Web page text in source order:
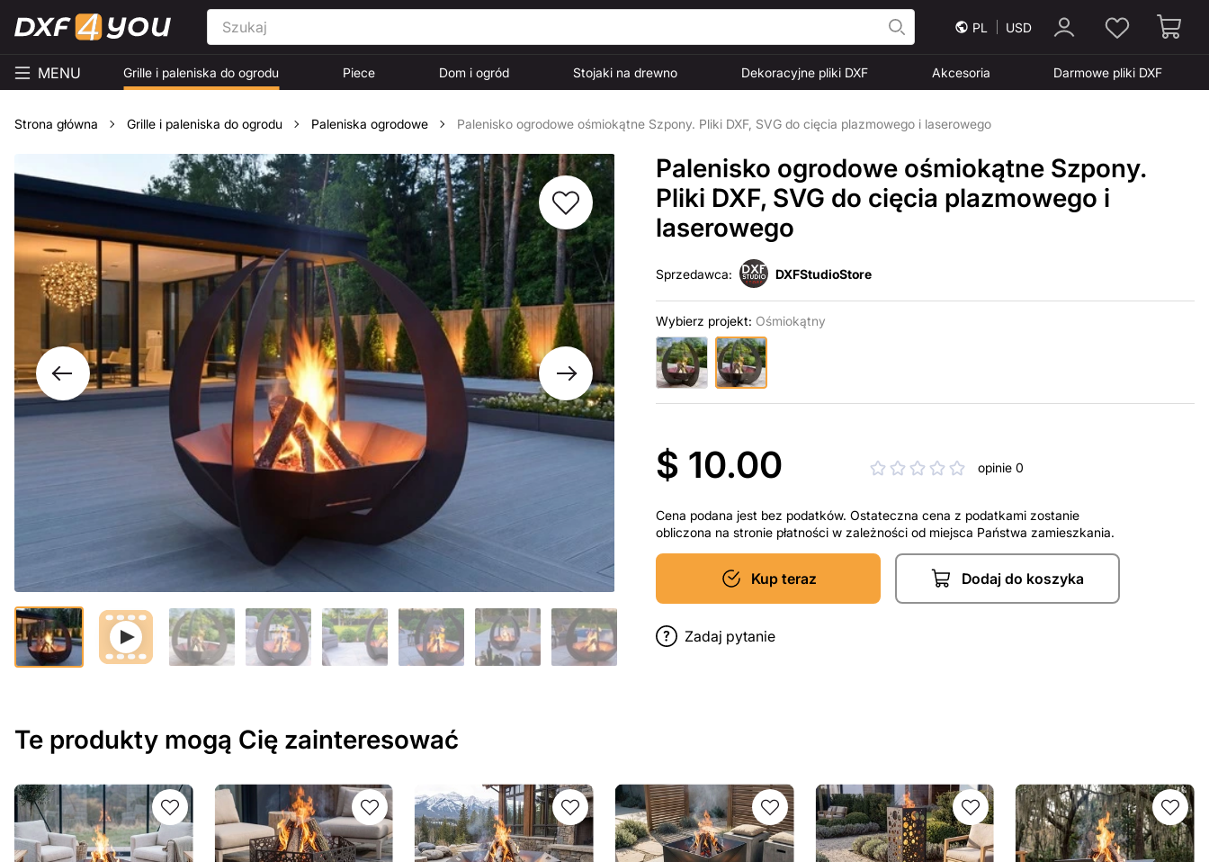
PL USD
MENU Grille i paleniska do ogrodu Piece Dom i ogród Stojaki na drewno Dekoracyjne pliki DXF Akcesoria Darmowe pliki DXF
Strona główna Grille i paleniska do ogrodu Paleniska ogrodowe Palenisko ogrodowe ośmiokątne Szpony. Pliki DXF, SVG do cięcia plazmowego i laserowego
Palenisko ogrodowe ośmiokątne Szpony.
Pliki DXF, SVG do cięcia plazmowego i
laserowego
Sprzedawca: DXFStudioStore
Wybierz projekt: Ośmiokątny
$ 10.00 opinie 0
Cena podana jest bez podatków. Ostateczna cena z podatkami zostanie
obliczona na stronie płatności w zależności od miejsca Państwa zamieszkania.
Kup teraz Dodaj do koszyka
Zadaj pytanie
Te produkty mogą Cię zainteresować